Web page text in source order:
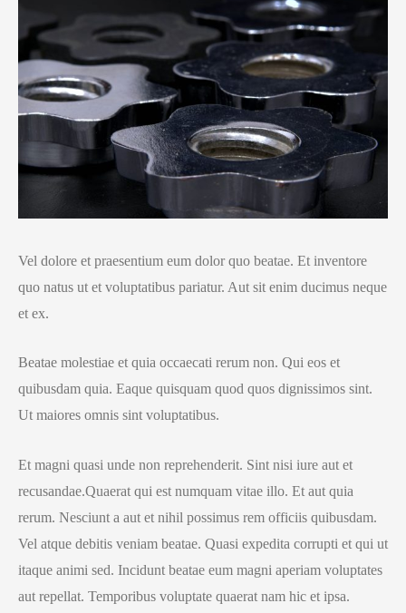
Vel dolore et praesentium eum dolor quo beatae. Et inventore
quo natus ut et voluptatibus pariatur. Aut sit enim ducimus neque
et ex.
Beatae molestiae et quia occaecati rerum non. Qui eos et
quibusdam quia. Eaque quisquam quod quos dignissimos sint.
Ut maiores omnis sint voluptatibus.
Et magni quasi unde non reprehenderit. Sint nisi iure aut et
recusandae.Quaerat qui est numquam vitae illo. Et aut quia
rerum. Nesciunt a aut et nihil possimus rem officiis quibusdam.
Vel atque debitis veniam beatae. Quasi expedita corrupti et qui ut
itaque animi sed. Incidunt beatae eum magni aperiam voluptates
aut repellat. Temporibus voluptate quaerat nam hic et ipsa.